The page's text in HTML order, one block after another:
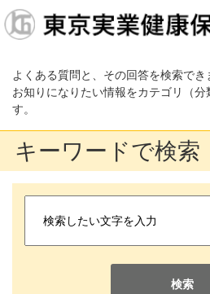
よくある質問と、その回答を検索でき
お知りになりたい情報をカテゴリ（
す。
キーワードで検索
検索